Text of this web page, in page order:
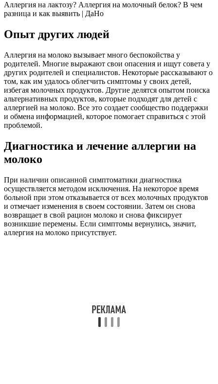
Аллергия на лактозу? Аллергия на молочный белок? В чем
разница и как выявить | ДаНо
Опыт других людей
Аллергия на молоко вызывает много беспокойства у
родителей. Многие выражают свои опасения и ищут совета у
других родителей и специалистов. Некоторые рассказывают о
том, как им удалось облегчить симптомы у своих детей,
избегая молочных продуктов. Другие делятся опытом поиска
альтернативных продуктов, которые подходят для детей с
аллергией на молоко. Все это создает сообщество поддержки
и обмена информацией, которое помогает справиться с этой
проблемой.
Диагностика и лечение аллергии на
молоко
При наличии описанной симптоматики диагностика
осуществляется методом исключения. На некоторое время
больной при этом отказывается от всех молочных продуктов
и отмечает изменения в своем состоянии. Затем он снова
возвращает в свой рацион молоко и снова фиксирует
возникшие перемены. Если симптомы вернулись, значит,
аллергия на молоко присутствует.